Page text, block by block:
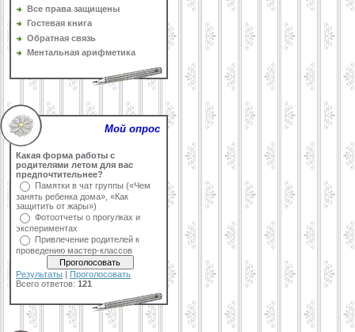
Все права защищены
Гостевая книга
Обратная связь
Ментальная арифметика
Мой опрос
Какая форма работы с
родителями летом для вас
предпочтительнее?
Памятки в чат группы («Чем
занять ребенка дома», «Как
защитить от жары»)
Фотоотчеты о прогулках и
экспериментах
Привлечение родителей к
проведению мастер-классов
Результаты | Проголосовать
Всего ответов: 121